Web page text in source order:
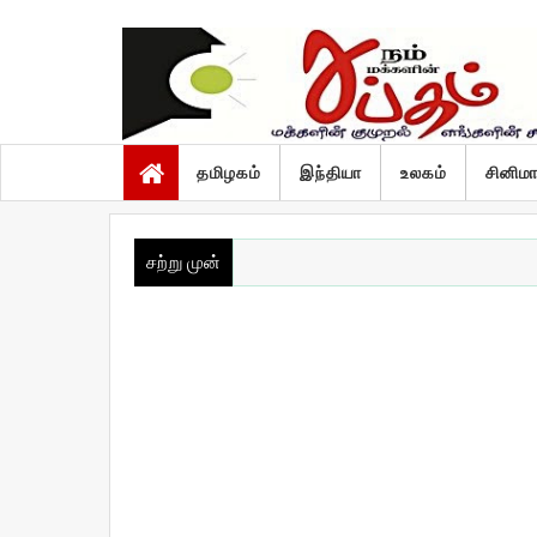
தமிழகம் இந்தியா உலகம் சினிமா
சற்று முன்